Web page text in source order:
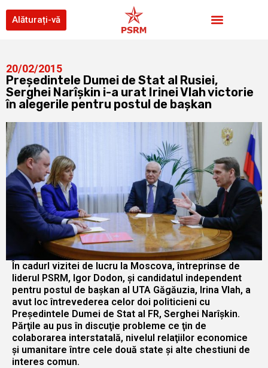
Alăturați-vă
20/02/2015
Președintele Dumei de Stat al Rusiei,
Serghei Narîşkin i-a urat Irinei Vlah victorie
în alegerile pentru postul de başkan
În cadurl vizitei de lucru la Moscova, întreprinse de
liderul PSRM, Igor Dodon, şi candidatul independent
pentru postul de başkan al UTA Găgăuzia, Irina Vlah, a
avut loc întrevederea celor doi politicieni cu
Preşedintele Dumei de Stat al FR, Serghei Narîşkin.
Părţile au pus în discuţie probleme ce ţin de
colaborarea interstatală, nivelul relaţiilor economice
şi umanitare între cele două state şi alte chestiuni de
interes comun.